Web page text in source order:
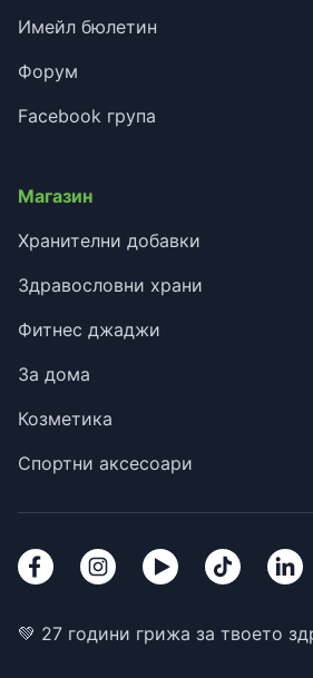
Имейл бюлетин
Форум
Facebook група
Магазин
Хранителни добавки
Здравословни храни
Фитнес джаджи
За дома
Козметика
Спортни аксесоари
💚 27 години грижа за твоето